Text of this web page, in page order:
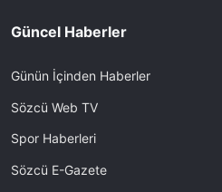
Güncel Haberler
Günün İçinden Haberler
Sözcü Web TV
Spor Haberleri
Sözcü E-Gazete